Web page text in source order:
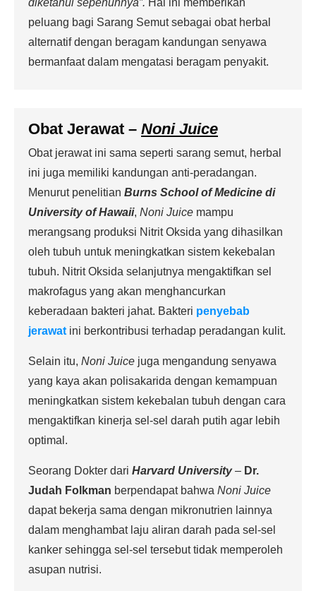
diketahui sepenuhnya”. Hal ini memberikan
peluang bagi Sarang Semut sebagai obat herbal
alternatif dengan beragam kandungan senyawa
bermanfaat dalam mengatasi beragam penyakit.
Obat Jerawat – Noni Juice
Obat jerawat ini sama seperti sarang semut, herbal
ini juga memiliki kandungan anti-peradangan.
Menurut penelitian Burns School of Medicine di
University of Hawaii, Noni Juice mampu
merangsang produksi Nitrit Oksida yang dihasilkan
oleh tubuh untuk meningkatkan sistem kekebalan
tubuh. Nitrit Oksida selanjutnya mengaktifkan sel
makrofagus yang akan menghancurkan
keberadaan bakteri jahat. Bakteri penyebab
jerawat ini berkontribusi terhadap peradangan kulit.
Selain itu, Noni Juice juga mengandung senyawa
yang kaya akan polisakarida dengan kemampuan
meningkatkan sistem kekebalan tubuh dengan cara
mengaktifkan kinerja sel-sel darah putih agar lebih
optimal.
Seorang Dokter dari Harvard University– Dr.
Judah Folkman berpendapat bahwa Noni Juice
dapat bekerja sama dengan mikronutrien lainnya
dalam menghambat laju aliran darah pada sel-sel
kanker sehingga sel-sel tersebut tidak memperoleh
asupan nutrisi.